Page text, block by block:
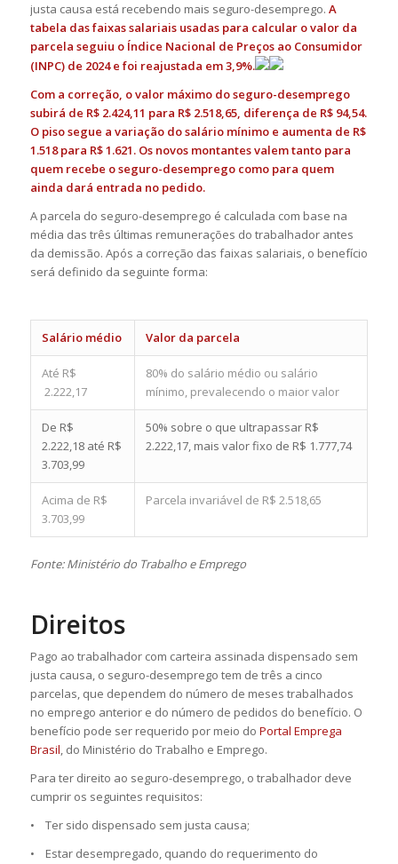
justa causa está recebendo mais seguro-desemprego. A
tabela das faixas salariais usadas para calcular o valor da
parcela seguiu o Índice Nacional de Preços ao Consumidor
(INPC) de 2024 e foi reajustada em 3,9%.
Com a correção, o valor máximo do seguro-desemprego
subirá de R$ 2.424,11 para R$ 2.518,65, diferença de R$ 94,54.
O piso segue a variação do salário mínimo e aumenta de R$
1.518 para R$ 1.621. Os novos montantes valem tanto para
quem recebe o seguro-desemprego como para quem
ainda dará entrada no pedido.
A parcela do seguro-desemprego é calculada com base na
média das três últimas remunerações do trabalhador antes
da demissão. Após a correção das faixas salariais, o benefício
será definido da seguinte forma:
Salário médio Valor da parcela
Até R$
2.222,17
80% do salário médio ou salário
mínimo, prevalecendo o maior valor
De R$
2.222,18 até R$
3.703,99
50% sobre o que ultrapassar R$
2.222,17, mais valor fixo de R$ 1.777,74
Acima de R$
3.703,99
Parcela invariável de R$ 2.518,65
Fonte: Ministério do Trabalho e Emprego
Direitos
Pago ao trabalhador com carteira assinada dispensado sem
justa causa, o seguro-desemprego tem de três a cinco
parcelas, que dependem do número de meses trabalhados
no emprego anterior e do número de pedidos do benefício. O
benefício pode ser requerido por meio do Portal Emprega
Brasil, do Ministério do Trabalho e Emprego.
Para ter direito ao seguro-desemprego, o trabalhador deve
cumprir os seguintes requisitos:
• Ter sido dispensado sem justa causa;
• Estar desempregado, quando do requerimento do